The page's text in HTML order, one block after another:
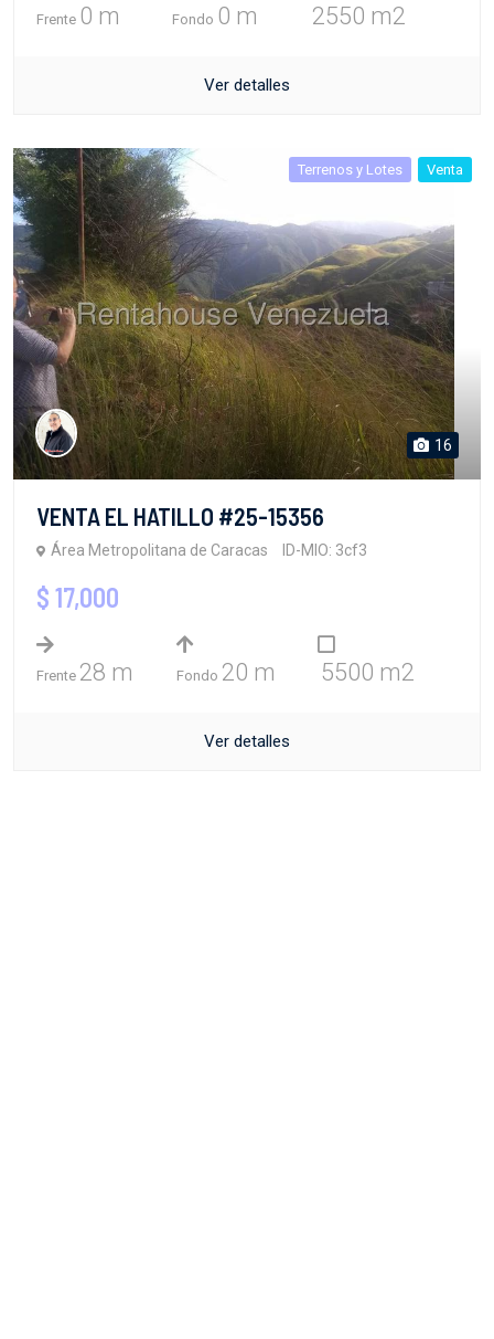
Frente 0 m Fondo 0 m 2550 m2
Ver detalles
Terrenos y Lotes Venta
16
VENTA EL HATILLO #25-15356
Área Metropolitana de Caracas ID-MIO: 3cf3
$ 17,000
Frente 28 m Fondo 20 m 5500 m2
Ver detalles